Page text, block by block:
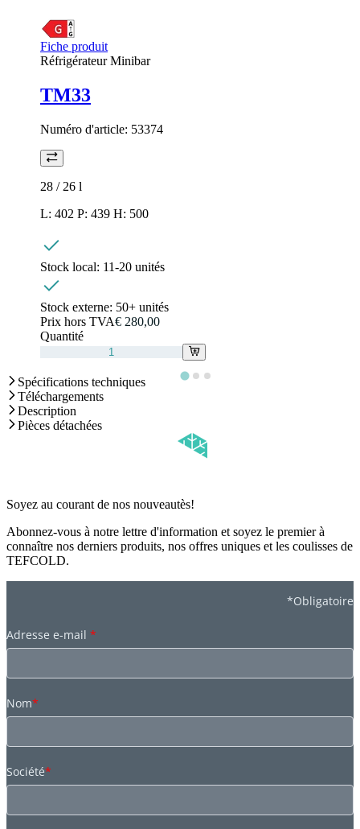
Fiche produit
Réfrigérateur Minibar
TM33
Numéro d'article: 53374
28 / 26 l
L: 402 P: 439 H: 500
Stock local: 11-20 unités
Stock externe: 50+ unités
Prix hors TVA€ 280,00
Quantité
Spécifications techniques
Téléchargements
Description
Pièces détachées
Soyez au courant de nos nouveautès!
Abonnez-vous à notre lettre d'information et soyez le premier à
connaître nos derniers produits, nos offres uniques et les coulisses de
TEFCOLD.
*Obligatoire
Adresse e-mail *
Nom*
Société*